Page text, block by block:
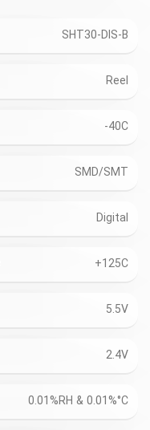
SHT30-DIS-B
Reel
-40C
SMD/SMT
Digital
+125C
5.5V
2.4V
0.01%RH & 0.01%°C